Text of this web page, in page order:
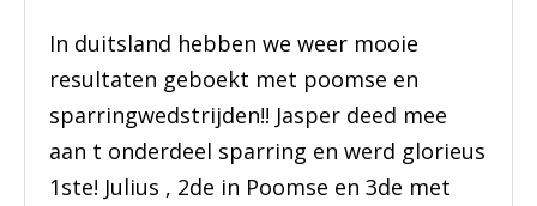
PRAKTISCHE ZELFVERDEDIGINGSCURSUS
In duitsland hebben we weer mooie
resultaten geboekt met poomse en
sparringwedstrijden!! Jasper deed mee
aan t onderdeel sparring en werd glorieus
1ste! Julius , 2de in Poomse en 3de met